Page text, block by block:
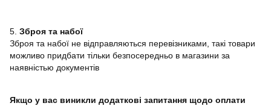
5. Зброя та набої
Зброя та набої не відправляються перевізниками, такі товари
можливо придбати тільки безпосередньо в магазини за
наявністью документів
Якщо у вас виникли додаткові запитання щодо оплати